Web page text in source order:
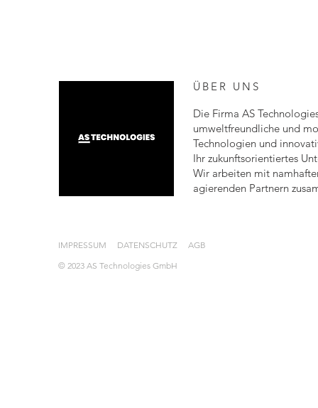
ÜBER UNS
Die Firma AS
umweltfreundliche und
Technologien und
Ihr zukunftsorientiertes
Wir arbeiten mit
agierenden Partnern
IMPRESSUM DATENSCHUTZ
AGB
© 2023 AS Technologies GmbH